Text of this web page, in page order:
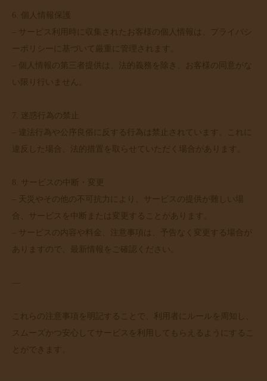
6. 個人情報保護
– サービス利用時に収集されたお客様の個人情報は、プライバシ
ーポリシーに基づいて厳重に管理されます。
– 個人情報の第三者提供は、法的義務を除き、お客様の同意がな
い限り行いません。
7. 迷惑行為の禁止
– 違法行為や公序良俗に反する行為は禁止されています。これに
違反した場合、法的措置を取らせていただく場合があります。
8. サービスの中断・変更
– 天災やその他の不可抗力により、サービスの提供が難しい場
合、サービスを中断または変更することがあります。
– サービスの内容や料金、注意事項は、予告なく変更する場合が
ありますので、最新情報をご確認ください。
これらの注意事項を明記することで、利用者にルールを周知し、
スムーズかつ安心してサービスを利用してもらえるようにするこ
とができます。